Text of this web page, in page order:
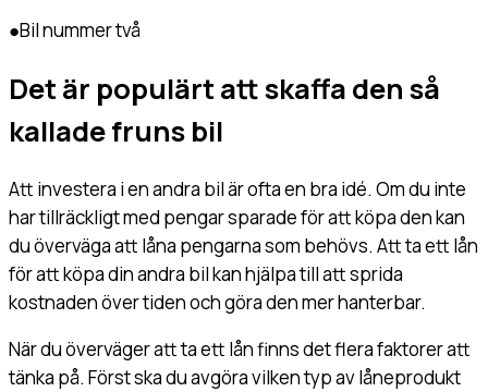
●Bil nummer två
Det är populärt att skaffa den så
kallade fruns bil
Att investera i en andra bil är ofta en bra idé. Om du inte
har tillräckligt med pengar sparade för att köpa den kan
du överväga att låna pengarna som behövs. Att ta ett lån
för att köpa din andra bil kan hjälpa till att sprida
kostnaden över tiden och göra den mer hanterbar.
När du överväger att ta ett lån finns det flera faktorer att
tänka på. Först ska du avgöra vilken typ av låneprodukt